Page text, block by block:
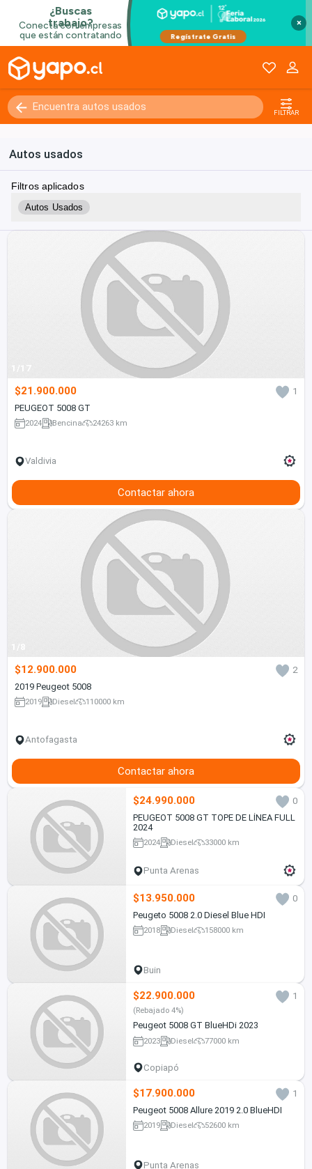
×
FILTRAR
Autos usados
Filtros aplicados
Autos Usados
1/17
$21.900.000
1
PEUGEOT 5008 GT
2024 Bencina 24263 km
Valdivia
Contactar ahora
1/8
$12.900.000
2
2019 Peugeot 5008
2019 Diesel 110000 km
Antofagasta
Contactar ahora
$24.990.000
0
PEUGEOT 5008 GT TOPE DE LÍNEA FULL
2024
2024 Diesel 33000 km
Punta Arenas
$13.950.000
0
Peugeto 5008 2.0 Diesel Blue HDI
2018 Diesel 158000 km
Buin
$22.900.000 1
(Rebajado 4%)
Peugeot 5008 GT BlueHDi 2023
2023 Diesel 77000 km
Copiapó
$17.900.000
1
Peugeot 5008 Allure 2019 2.0 BlueHDI
2019 Diesel 52600 km
Punta Arenas